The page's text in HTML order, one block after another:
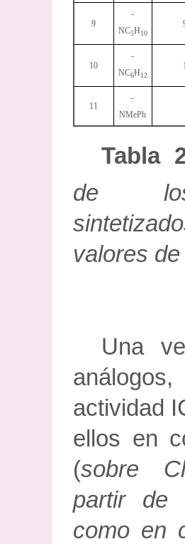
9
-
NC5H10
10
-
NC6H12
11
-
NMePh
Tabla
de los
valores
Una
actividad
ellos en
(sobre
partir de
como en